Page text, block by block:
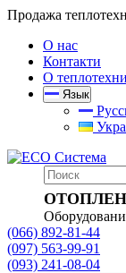
Продажа
О нас
Контакти
О
Язык
(066) 892-81-44
(097) 563-99-91
(093) 241-08-04